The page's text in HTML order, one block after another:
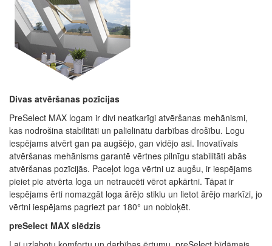
Divas atvēršanas pozīcijas
PreSelect MAX logam ir divi neatkarīgi atvēršanas mehānismi,
kas nodrošina stabilitāti un palielinātu darbības drošību. Logu
iespējams atvērt gan pa augšējo, gan vidējo asi. Inovatīvais
atvēršanas mehānisms garantē vērtnes pilnīgu stabilitāti abās
atvēršanas pozīcijās. Paceļot loga vērtni uz augšu, ir iespējams
pieiet pie atvērta loga un netraucēti vērot apkārtni. Tāpat ir
iespējams ērti nomazgāt loga ārējo stiklu un lietot ārējo markīzi, jo
vērtni iespējams pagriezt par 180° un nobloķēt.
preSelect MAX slēdzis